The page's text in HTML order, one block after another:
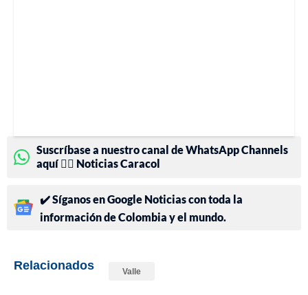
Suscríbase a nuestro canal de WhatsApp Channels
aquí 👉🏻 Noticias Caracol
✔️ Síganos en Google Noticias con toda la
información de Colombia y el mundo.
Relacionados Valle